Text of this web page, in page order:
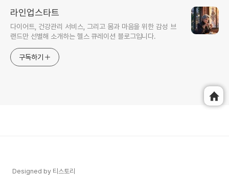
라인업스타트
다이어트, 건강관리 서비스, 그리고 몸과 마음을 위한 감성 브
랜드만 선별해 소개하는 헬스 큐레이션 블로그입니다.
구독하기
Designed by 티스토리